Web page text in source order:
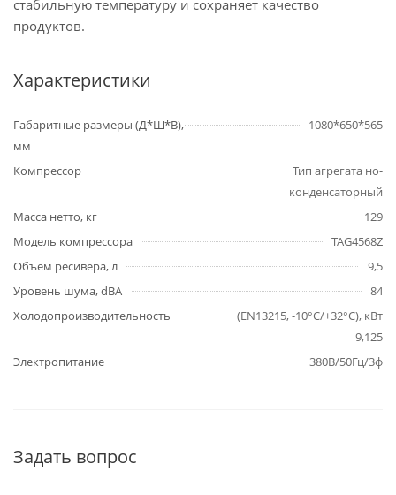
стабильную температуру и сохраняет качество
продуктов.
Характеристики
Габаритные размеры (Д*Ш*В),
мм
1080*650*565
Компрессор
Тип агрегата но-
конденсаторный
Масса нетто, кг
129
Модель компрессора
TAG4568Z
Объем ресивера, л
9,5
Уровень шума, dBA
84
Холодопроизводительность
(EN13215, -10°C/+32°C), кВт
9,125
Электропитание
380В/50Гц/3ф
Задать вопрос